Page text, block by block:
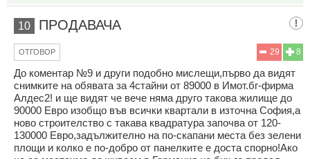
10 ПРОДАВАЧА
8
29
ОТГОВОР
До коментар №9 и други подобно мислещи,първо да видят
снимките на обявата за 4стайни от 89000 в Имот.бг-фирма
Алдес2! и ще видят че вече няма друго такова жилище до
90000 Евро изобщо във всички квартали в източна София,а
ново строителство с такава квадратура започва от 120-
130000 Евро,задължително на по-скапани места без зелени
площи и колко е по-добро от панелките е доста спорно!Ако